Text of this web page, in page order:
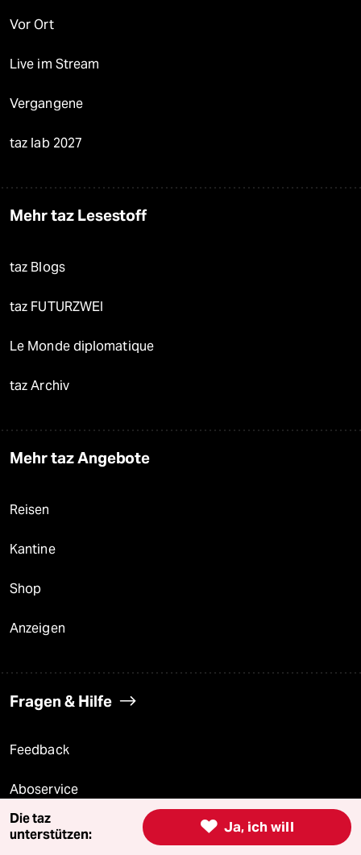
Vor Ort
Live im Stream
Vergangene
taz lab 2027
Mehr taz Lesestoff
taz Blogs
taz FUTURZWEI
Le Monde diplomatique
taz Archiv
Mehr taz Angebote
Reisen
Kantine
Shop
Anzeigen
Fragen & Hilfe
Feedback
Aboservice
ePaper Login  Ja, ich will
Die taz
unterstützen: